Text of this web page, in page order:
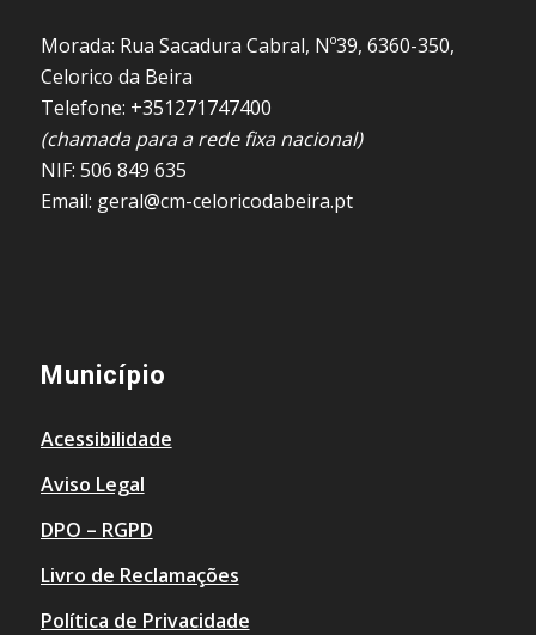
Morada: Rua Sacadura Cabral, Nº39, 6360-350,
Celorico da Beira
Telefone: +351271747400
(chamada para a rede fixa nacional)
NIF: 506 849 635
Email: geral@cm-celoricodabeira.pt
Município
Acessibilidade
Aviso Legal
DPO – RGPD
Livro de Reclamações
Política de Privacidade